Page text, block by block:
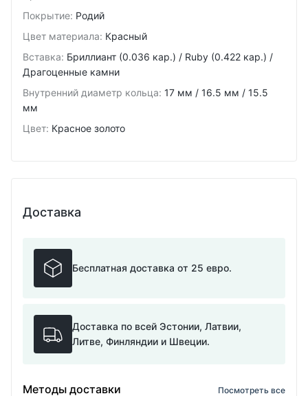
Покрытие: Родий
Цвет материала: Красный
Вставка: Бриллиант (0.036 кар.) / Ruby (0.422 кар.) /
Драгоценные камни
Внутренний диаметр кольца: 17 мм / 16.5 мм / 15.5
мм
Цвет: Красное золото
Доставка
Бесплатная доставка от 25 евро.
Доставка по всей Эстонии, Латвии,
Литве, Финляндии и Швеции.
Методы доставки Посмотреть все